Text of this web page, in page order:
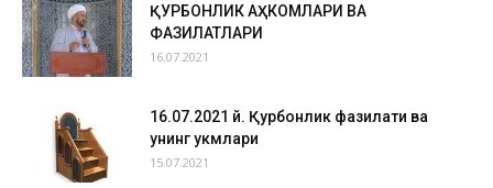
ҚУРБОНЛИК АҲКОМЛАРИ ВА
ФАЗИЛАТЛАРИ
16.07.2021
16.07.2021 й. Қурбонлик фазилати ва
унинг ҳукмлари
15.07.2021